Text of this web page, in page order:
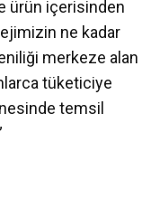
ürün içerisinden
ne kadar
merkeze alan
tüketiciye
temsil